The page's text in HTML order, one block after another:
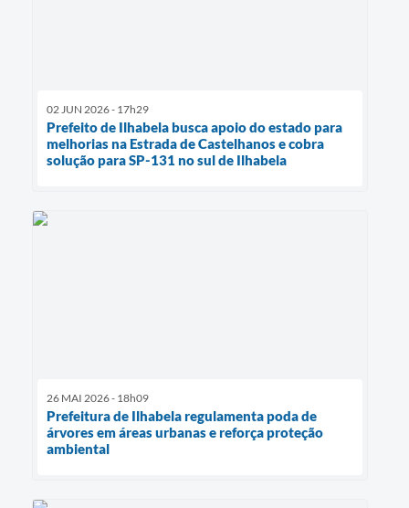
02 JUN 2026 - 17h29
Prefeito de Ilhabela busca apoio do estado para
melhorias na Estrada de Castelhanos e cobra
solução para SP-131 no sul de Ilhabela
26 MAI 2026 - 18h09
Prefeitura de Ilhabela regulamenta poda de
árvores em áreas urbanas e reforça proteção
ambiental